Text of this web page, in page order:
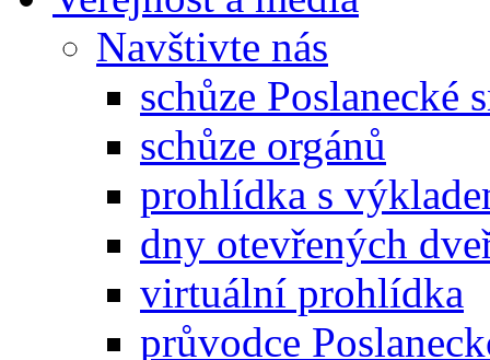
Navštivte nás
schůze Poslanecké
schůze orgánů
prohlídka s
dny otevřených
virtuální prohlídka
průvodce